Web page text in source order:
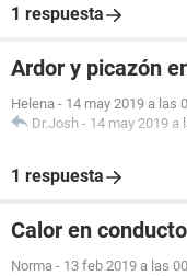
1 respuesta
Ardor y picazón
Helena - 14 may 2019 a las
Dr.Josh - 14 may 2019 a
1 respuesta
Calor en
Norma - 13 feb 2019 a las